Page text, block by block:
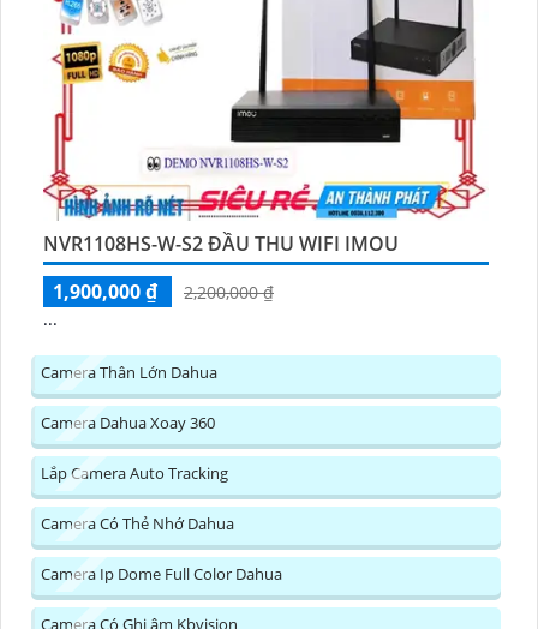
NVR1108HS-W-S2 ĐẦU THU WIFI IMOU
1,900,000 ₫
2,200,000 ₫
...
Camera Thân Lớn Dahua
Camera Dahua Xoay 360
Lắp Camera Auto Tracking
Camera Có Thẻ Nhớ Dahua
Camera Ip Dome Full Color Dahua
Camera Có Ghi âm Kbvision